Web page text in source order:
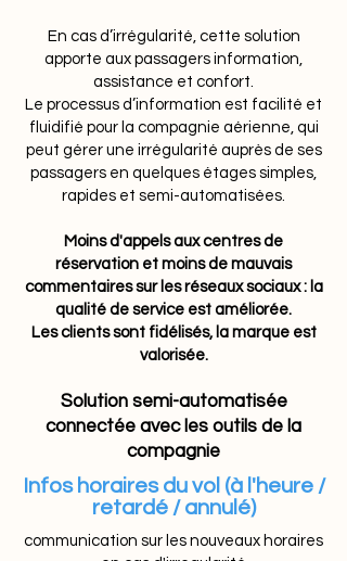
En cas d’irrégularité, cette solution
apporte aux passagers information,
assistance et confort.
Le processus d’information est facilité et
fluidifié pour la compagnie aérienne, qui
peut gérer une irrégularité auprès de ses
passagers en quelques étages simples,
rapides et semi-automatisées.
Moins d'appels aux centres de
réservation et moins de mauvais
commentaires sur les réseaux sociaux : la
qualité de service est améliorée.
Les clients sont fidélisés, la marque est
valorisée.
Solution semi-automatisée
connectée avec les outils de la
compagnie
Infos horaires du vol (à l'heure /
retardé / annulé)
communication sur les nouveaux horaires